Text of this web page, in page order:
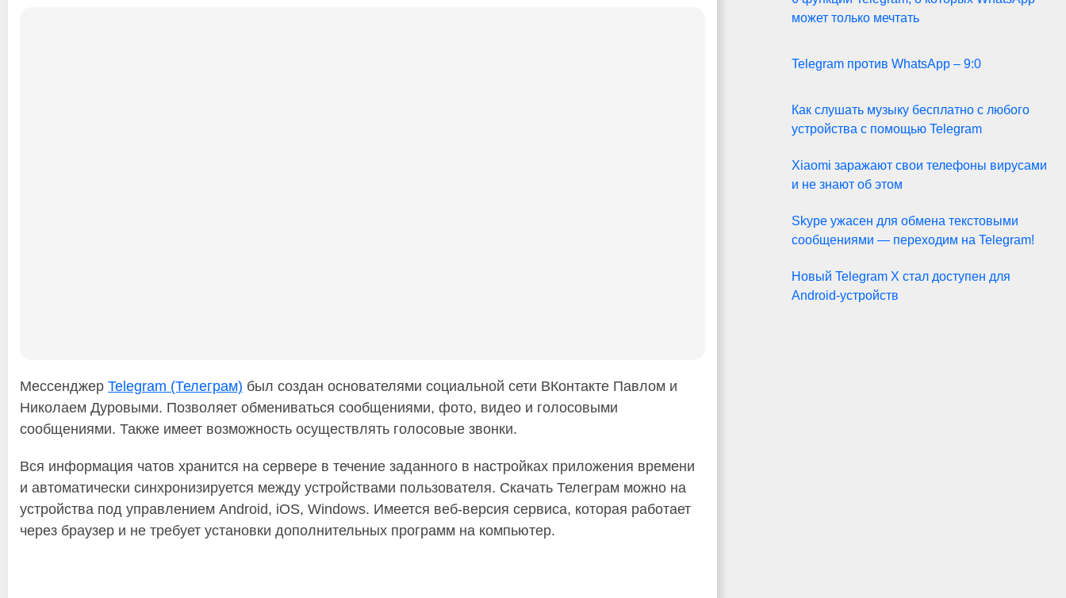
Мессенджер Telegram (Телеграм) был создан основателями социальной сети ВКонтакте Павлом и
Николаем Дуровыми. Позволяет обмениваться сообщениями, фото, видео и голосовыми
сообщениями. Также имеет возможность осуществлять голосовые звонки.
Вся информация чатов хранится на сервере в течение заданного в настройках приложения времени
и автоматически синхронизируется между устройствами пользователя. Скачать Телеграм можно на
устройства под управлением Android, iOS, Windows. Имеется веб-версия сервиса, которая работает
через браузер и не требует установки дополнительных программ на компьютер.
может только мечтать
Telegram против WhatsApp – 9:0
Как слушать музыку бесплатно с любого
устройства с помощью Telegram
Xiaomi заражают свои телефоны вирусами
и не знают об этом
Skype ужасен для обмена текстовыми
сообщениями — переходим на Telegram!
Новый Telegram X стал доступен для
Android-устройств